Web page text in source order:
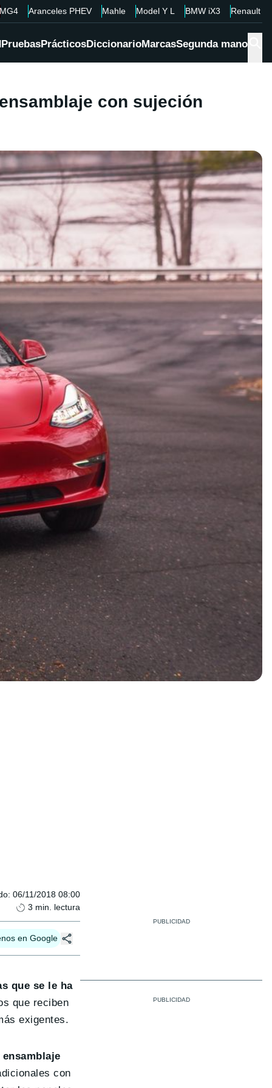
MG4 Aranceles PHEV Mahle Model Y L BMW iX3 Renault
PruebasPrácticosDiccionarioMarcasSegunda mano
con sujeción
: 06/11/2018 08:00
3 min. lectura
en Google
que se le ha
que reciben
exigentes.
con